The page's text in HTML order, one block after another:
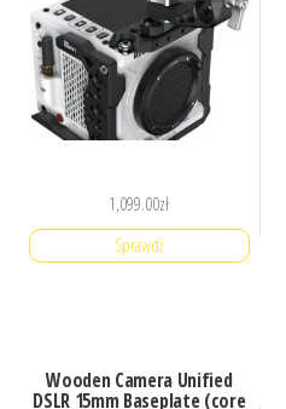
1,099.00zł
Sprawdź
Wooden Camera Unified
DSLR 15mm Baseplate (core